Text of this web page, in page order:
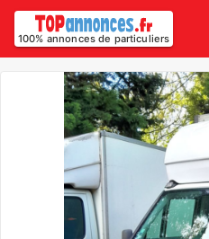
100% annonces de particuliers